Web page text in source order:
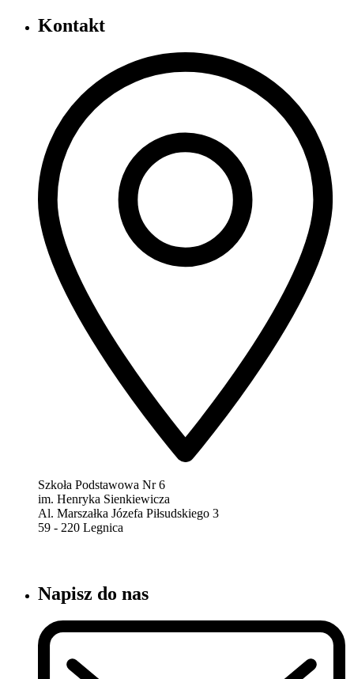
Kontakt
Szkoła Podstawowa Nr 6
im. Henryka Sienkiewicza
Al. Marszałka Józefa Piłsudskiego 3
59 - 220 Legnica
Napisz do nas